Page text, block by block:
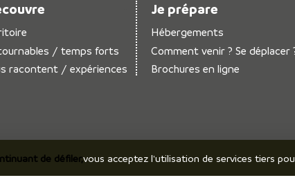
/ temps forts
racontent / expériences
Je prépare
Hébergements
Comment venir ? Se déplacer
Brochures en ligne
de défiler,vous acceptez l'utilisation de services tiers